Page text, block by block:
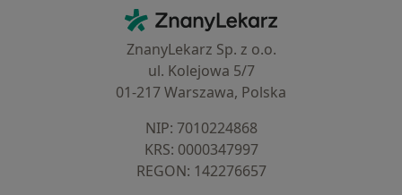
ZnanyLekarz - Strona główna
ZnanyLekarz Sp. z o.o.
ul. Kolejowa 5/7
01-217 Warszawa, Polska
NIP: ⁠7010224868
KRS: ⁠0000347997
REGON: ⁠142276657